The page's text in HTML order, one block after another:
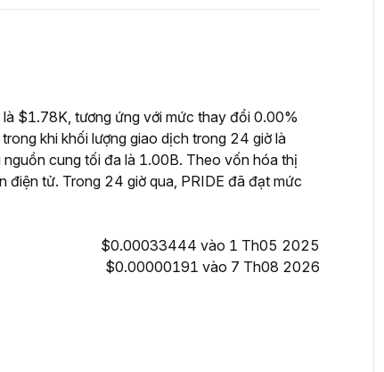
$1.78K, tương ứng với mức thay đổi 0.00%
khi khối lượng giao dịch trong 24 giờ là
cung tối đa là 1.00B. Theo vốn hóa thị
tử. Trong 24 giờ qua, PRIDE đã đạt mức
$0.00033444 vào 1 Th05 2025
$0.00000191 vào 7 Th08 2026